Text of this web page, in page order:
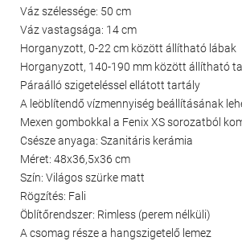
Váz szélessége: 50 cm
Váz vastagsága: 14 cm
Horganyzott, 0-22 cm között állítható lábak
Horganyzott, 140-190 mm között állítható
Páraálló szigeteléssel ellátott tartály
A leöblítendő vízmennyiség beállításának
Mexen gombokkal a Fenix XS sorozatból
Csésze anyaga: Szanitáris kerámia
Méret: 48x36,5x36 cm
Szín: Világos szürke matt
Rögzítés: Fali
Öblítőrendszer: Rimless (perem nélküli)
A csomag része a hangszigetelő lemez